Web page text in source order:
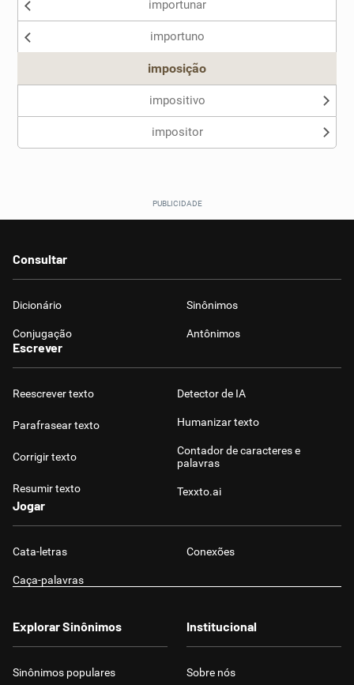
Nenhum dos sinônimos apresentados me ajudou
importunar
importuno
imposição
impositivo
impositor
Consultar
Dicionário Sinônimos
Conjugação Antônimos
Escrever
Reescrever texto
Parafrasear texto
Corrigir texto
Resumir texto
Detector de IA
Humanizar texto
Contador de caracteres e
palavras
Texxto.ai
Jogar
Cata-letras Conexões
Caça-palavras
Explorar Sinônimos
Sinônimos populares
Institucional
Sobre nós